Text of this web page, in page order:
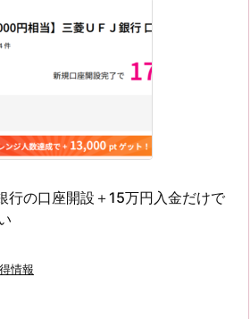
行の口座開設＋15万円入金だけで
情報